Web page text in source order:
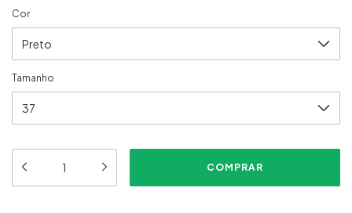
Cor
Tamanho